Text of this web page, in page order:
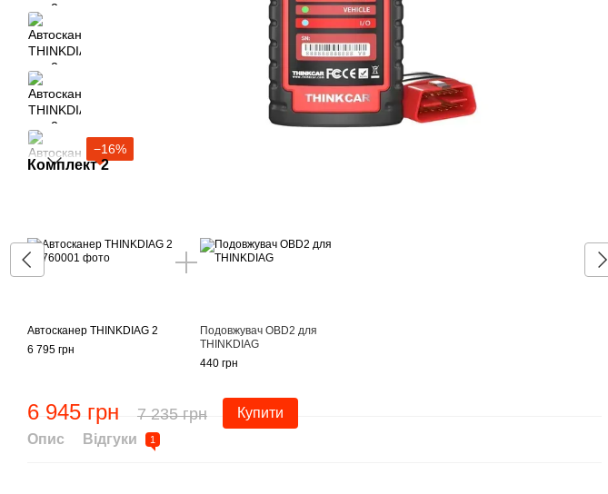
−16%
Комплект 2
Автосканер THINKDIAG 2
6 795 грн
Подовжувач OBD2 для
THINKDIAG
440 грн
6 945 грн 7 235 грн Купити
Опис
Відгуки 1